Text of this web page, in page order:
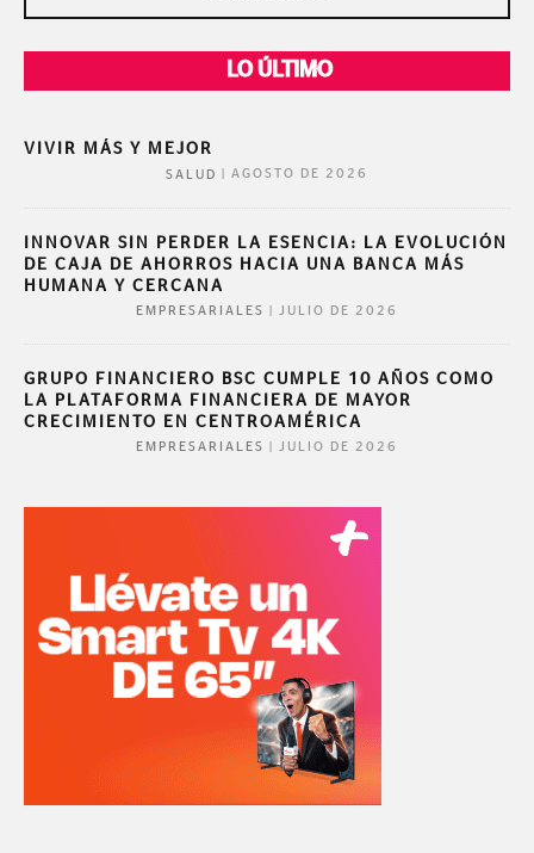
LO ÚLTIMO
VIVIR MÁS Y MEJOR
SALUD AGOSTO DE 2026
INNOVAR SIN PERDER LA ESENCIA: LA EVOLUCIÓN
DE CAJA DE AHORROS HACIA UNA BANCA MÁS
HUMANA Y CERCANA
EMPRESARIALES JULIO DE 2026
GRUPO FINANCIERO BSC CUMPLE 10 AÑOS COMO
LA PLATAFORMA FINANCIERA DE MAYOR
CRECIMIENTO EN CENTROAMÉRICA
EMPRESARIALES JULIO DE 2026